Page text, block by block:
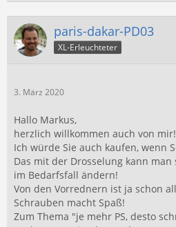
Wenn's dann doch nerft, geht
paris-dakar-PD03
XL-Erleuchteter
3. März 2020
Hallo Markus,
herzlich willkommen auch von mir!
Ich würde Sie auch kaufen, wenn
Das mit der Drosselung kann
im Bedarfsfall ändern!
Von den Vorrednern ist ja schon
Schrauben macht Spaß!
Zum Thema "je mehr PS, desto